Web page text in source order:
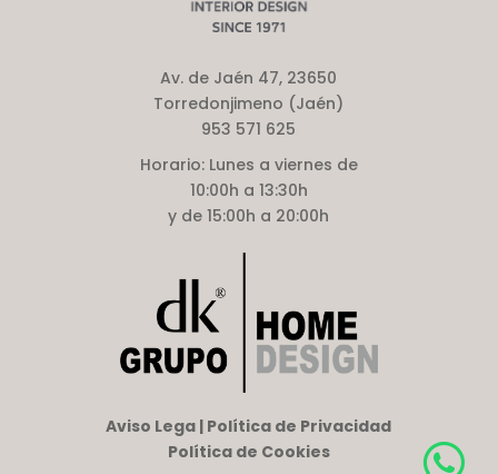
Av. de Jaén 47, 23650
Torredonjimeno (Jaén)
953 571 625
Horario:Lunes a viernes de
10:00h a 13:30h
y de 15:00h a 20:00h
Aviso Lega | Política de Privacidad
Política de Cookies